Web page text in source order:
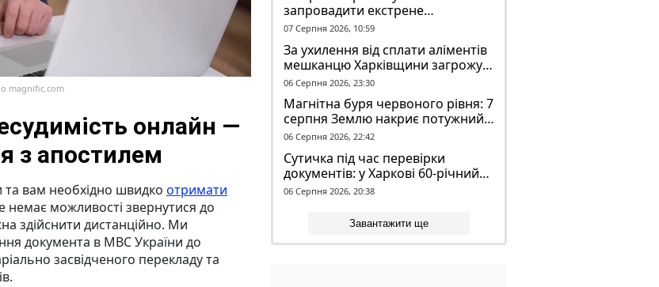
magnific.com
онлайн —
з апостилем
вам необхідно швидко отримати
немає можливості звернутися до
здійснити дистанційно. Ми
документа в МВС України до
засвідченого перекладу та
запровадити екстрене
оповіщення в трамваях і
07 Серпня 2026, 10:59
За ухилення від сплати аліментів
мешканцю Харківщини загрожує
до 2 років обмеження волі
06 Серпня 2026, 23:30
Магнітна буря червоного рівня: 7
серпня Землю накриє потужний
геомагнітний шторм
06 Серпня 2026, 22:42
Сутичка під час перевірки
документів: у Харкові 60-річний
чоловік постраждав у конфлікті з
ТЦК
06 Серпня 2026, 20:38
Завантажити ще